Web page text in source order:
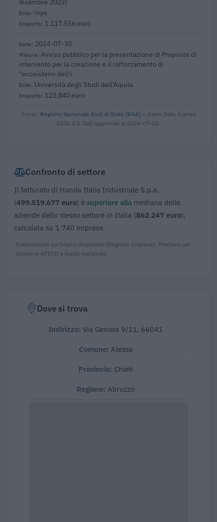
dicembre 2022)
inps
1.117.556 euro
2024-07-30
Avviso pubblico per la presentazione di Proposte di
intervento per la creazione e il rafforzamento di
"ecosistemi dell'i
Università degli Studi dell'Aquila
123.840 euro
Fonte: Registro Nazionale Aiuti di Stato (RNA) – Open Data, licenza
IODL 2.0. Dati aggiornati al 2026-07-02.
Confronto di settore
Il fatturato di Honda Italia Industriale S.p.a.
(499.519.677 euro) è superiore alla mediana delle
aziende dello stesso settore in Italia (862.247 euro),
calcolata su 1.740 imprese.
Elaborazione sui bilanci depositati (Registro Imprese). Mediana per
divisione ATECO a livello nazionale.
Dove si trova
Indirizzo: Via Genova 9/11, 66041
Comune: Atessa
Provincia: Chieti
Regione: Abruzzo